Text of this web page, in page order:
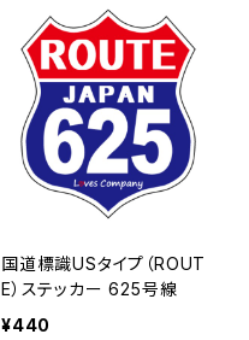
国道標識USタイプ（ROUT
E）ステッカー 625号線
¥440